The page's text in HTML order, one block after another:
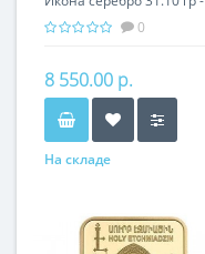
православный подарок
0
8 550.00 р.
На складе